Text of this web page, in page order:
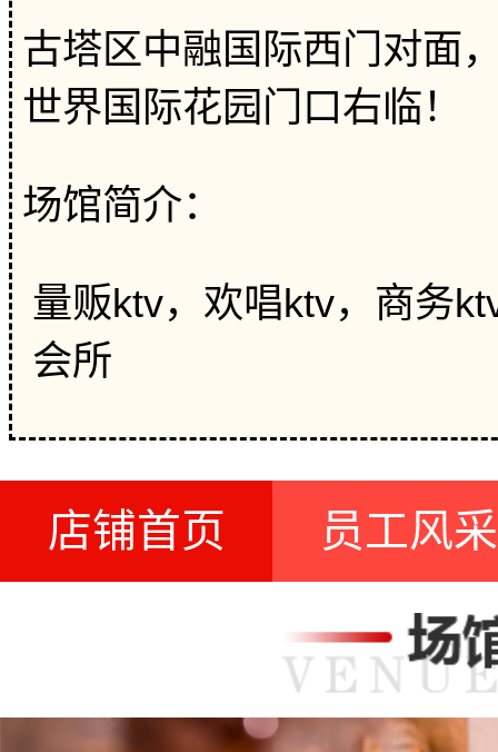
古塔区中融国际西门对面
世界国际花园门口右临！
场馆简介：
量贩ktv，欢唱ktv，商务
会所
店铺首页 员工风采